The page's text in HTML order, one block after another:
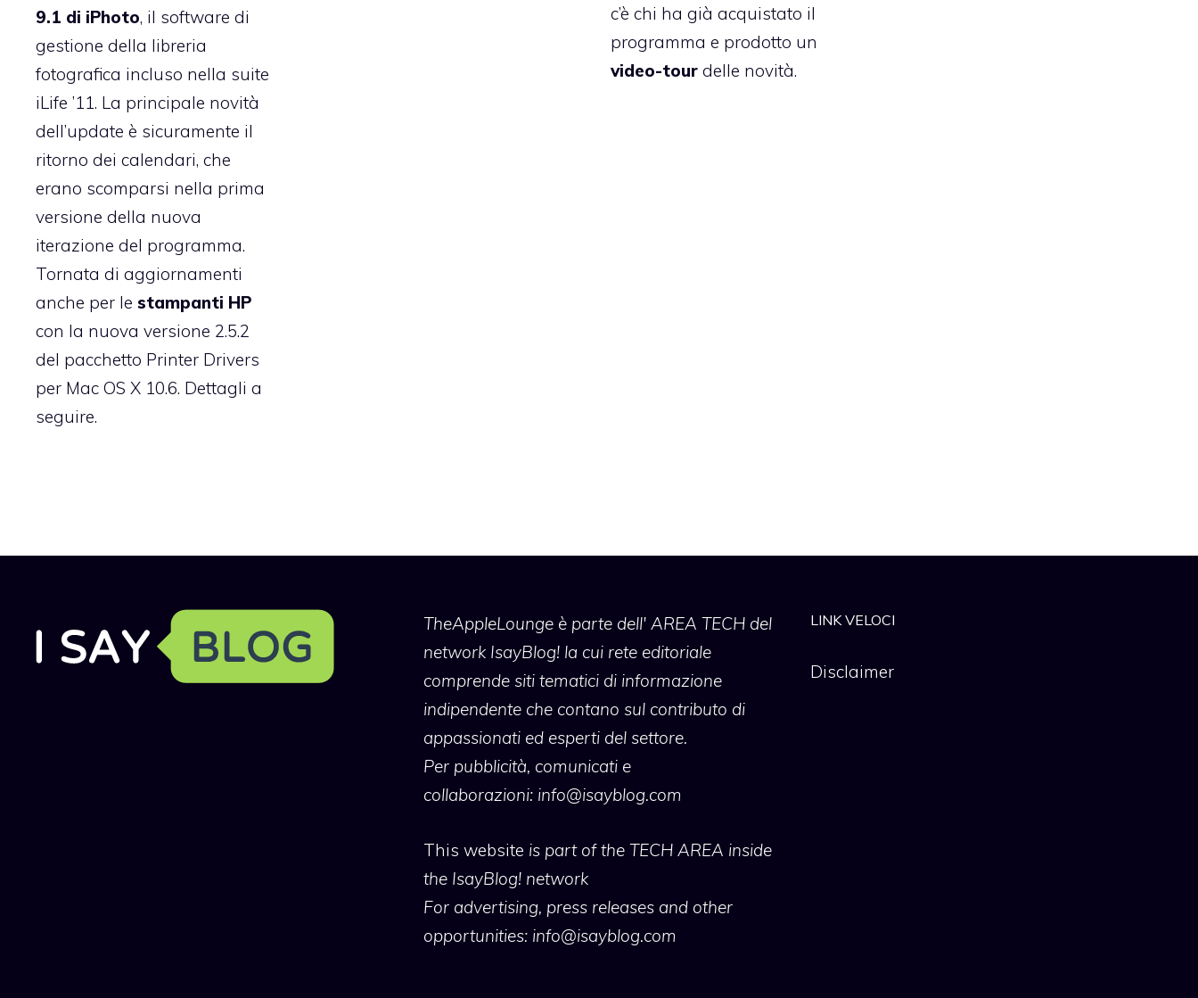
c’è chi ha già acquistato il
programma e prodotto un
video-tour delle novità.
9.1 di iPhoto, il software di
gestione della libreria
fotografica incluso nella suite
iLife ’11. La principale novità
dell’update è sicuramente il
ritorno dei calendari, che
erano scomparsi nella prima
versione della nuova
iterazione del programma.
Tornata di aggiornamenti
anche per le stampanti HP
con la nuova versione 2.5.2
del pacchetto Printer Drivers
per Mac OS X 10.6. Dettagli a
seguire.
TheAppleLoungeè parte dell' AREA TECH del
network IsayBlog! la cui rete editoriale
comprende siti tematici di informazione
indipendente che contano sul contributo di
appassionati ed esperti del settore.
Per pubblicità, comunicati e
collaborazioni: info@isayblog.com
This website is part of the TECH AREA inside
the IsayBlog! network
For advertising, press releases and other
opportunities: info@isayblog.com
LINK VELOCI
Disclaimer